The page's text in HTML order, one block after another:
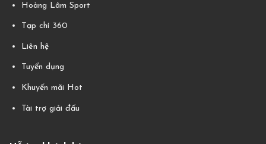
Hoàng Lâm Sport
Tạp chí 360
Liên hệ
Tuyển dụng
Khuyến mãi Hot
Tài trợ giải đấu